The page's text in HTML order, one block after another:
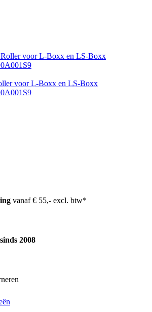
voor L-Boxx en LS-Boxx
vanaf € 55,- excl. btw*
2008